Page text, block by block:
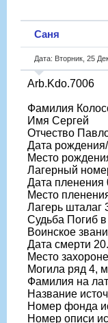
Саня
Дата: Вторник, 25
Arb.Kdo.7006
Фамилия
Имя Сергей
Отчество
Дата
Место
Лагерный
Дата пленения
Место
Лагерь шталаг
Судьба Погиб
Воинское
Дата смерти
Место
Могила ряд 4,
Фамилия на
Название
Номер фонда
Номер описи